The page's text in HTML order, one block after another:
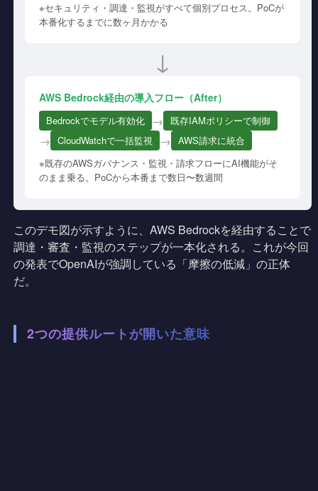
※セキュリティ・調達・監視がすべて個別プロセス。PoCが
本番化するまでに数ヶ月かかる
↓
AWS Bedrock経由の導入フロー（After）
Bedrockでモデル有効化 → 既存IAMポリシーで制御
→ CloudWatchで一括監視 → AWS請求に統合
※既存のAWSガバナンス・監視・請求フローにAI機能がそ
のまま乗る。PoCから本番まで数日〜数週間
このデモ図が示すように、AWS Bedrockを経由することで
調達・審査・監視のステップが一本化される。これが今回
の発表でOpenAIが強調している「摩擦の低減」の正体
だ。
2つの提供ルートが開いた意味